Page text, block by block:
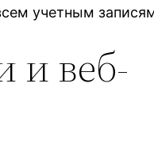
учетным
и веб-